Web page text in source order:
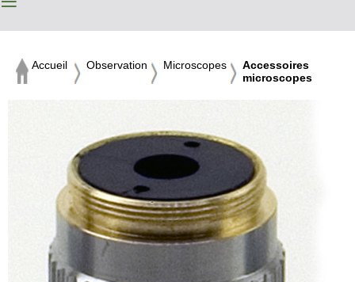
Accueil Observation Microscopes
Accessoires
microscopes